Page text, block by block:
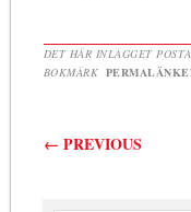
DET HÄR INLÄGGET
BOKMÄRK
← PREVIOUS